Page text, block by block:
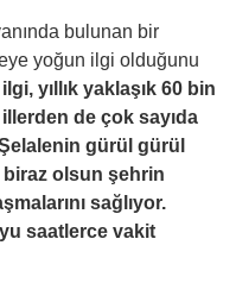
bulunan bir
yoğun ilgi olduğunu
yıllık yaklaşık 60 bin
de çok sayıda
gürül gürül
olsun şehrin
sağlıyor.
saatlerce vakit